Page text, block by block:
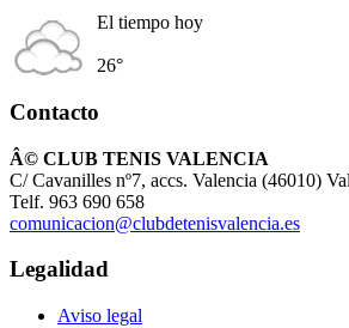
El tiempo hoy
26°
Contacto
Â© CLUB TENIS VALENCIA
C/ Cavanilles nº7, accs. Valencia (46010)
Telf. 963 690 658
comunicacion@clubdetenisvalencia.es
Legalidad
Aviso legal